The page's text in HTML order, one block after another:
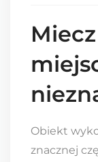
Obiekt
znacznej